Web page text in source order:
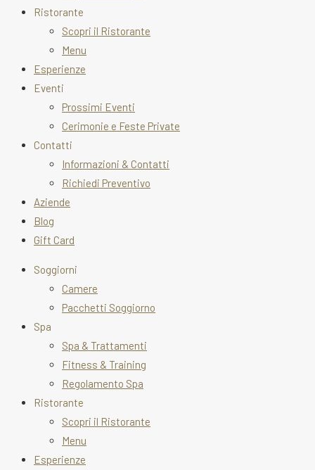
Ristorante
Scopri il Ristorante
Menu
Esperienze
Eventi
Prossimi Eventi
Cerimonie e Feste Private
Contatti
Informazioni & Contatti
Richiedi Preventivo
Aziende
Blog
Gift Card
Soggiorni
Camere
Pacchetti Soggiorno
Spa
Spa & Trattamenti
Fitness & Training
Regolamento Spa
Ristorante
Scopri il Ristorante
Menu
Esperienze